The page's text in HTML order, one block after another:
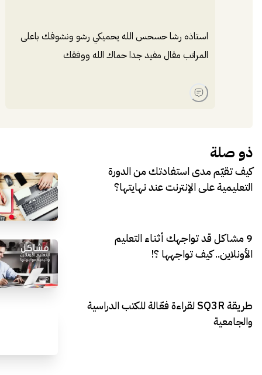
استاذه رشا حسحس الله يحميكي رشو ونشوفك باعلى
المراتب مقال مفيد جدا حماك الله ووفقك
ذو صلة
كيف تقيّم مدى استفادتك من الدورة
التعليمية على الإنترنت عند نهايتها؟
9 مشاكل قد تواجهك أثناء التعليم
الأونلاين.. كيف تواجهها ؟!
طريقة SQ3R لقراءة فعّالة للكتب الدراسية
والجامعية